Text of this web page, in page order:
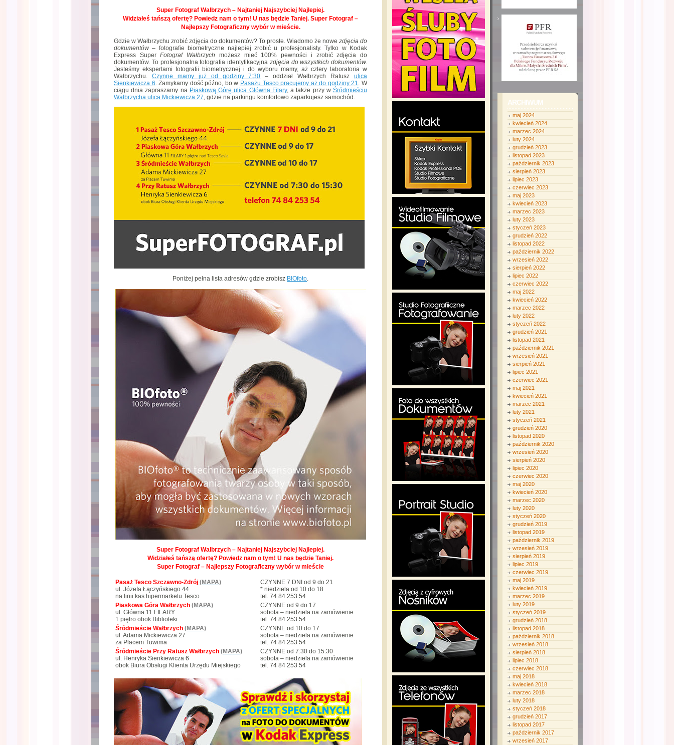
Super Fotograf Wałbrzych – Najtaniej Najszybciej Najlepiej.
Widziałeś tańszą ofertę? Powiedz nam o tym! U nas będzie Taniej. Super Fotograf –
Najlepszy Fotograficzny wybór w mieście.
Gdzie w Wałbrzychu zrobić zdjęcia do dokumentów? To proste. Wiadomo że nowe zdjęcia do
dokumentów – fotografie biometryczne najlepiej zrobić u profesjonalisty. Tylko w Kodak
Express SuperFotograf Wałbrzych możesz mieć 100% pewności i zrobić zdjęcia do
dokumentów. To profesjonalna fotografia identyfikacyjna zdjęcia do wszystkich dokumentów.
Jesteśmy ekspertami fotografii biometrycznej i do wyboru mamy, aż cztery laboratoria w
Wałbrzychu. Czynne mamy już od godziny 7:30 – oddział Wałbrzych Ratuszulica
Sienkiewicza 6. Zamykamy dość późno, bo w Pasażu Tesco pracujemy aż do godziny 21. W
ciągu dnia zapraszamy na Piaskową Górę ulica Główna Filary, a także przy wŚródmieściu
Wałbrzycha ulica Mickiewicza 27, gdzie na parkingu komfortowo zaparkujesz samochód.
Poniżej pełna lista adresów gdzie zrobisz BIOfoto.
Super Fotograf Wałbrzych – Najtaniej Najszybciej Najlepiej.
Widziałeś tańszą ofertę? Powiedz nam o tym! U nas będzie Taniej.
Super Fotograf – Najlepszy Fotograficzny wybór w mieście
Pasaż Tesco Szczawno-Zdrój (MAPA)
ul. Józefa Łączyńskiego 44
na linii kas hipermarketu Tesco
CZYNNE 7 DNI od 9 do 21
* niedziela od 10 do 18
tel. 74 84 253 54
Piaskowa Góra Wałbrzych (MAPA)
ul. Główna 11 FILARY
1 piętro obok Biblioteki
CZYNNE od 9 do 17
sobota – niedziela na zamówienie
tel. 74 84 253 54
Śródmieście Wałbrzych (MAPA)
ul. Adama Mickiewicza 27
za Placem Tuwima
CZYNNE od 10 do 17
sobota – niedziela na zamówienie
tel. 74 84 253 54
Śródmieście Przy Ratusz Wałbrzych (MAPA)
ul. Henryka Sienkiewicza 6
obok Biura Obsługi Klienta Urzędu Miejskiego
CZYNNE od 7:30 do 15:30
sobota – niedziela na zamówienie
tel. 74 84 253 54
ARCHIWUM
maj 2024
kwiecień 2024
marzec 2024
luty 2024
grudzień 2023
listopad 2023
październik 2023
sierpień 2023
lipiec 2023
czerwiec 2023
maj 2023
kwiecień 2023
marzec 2023
luty 2023
styczeń 2023
grudzień 2022
listopad 2022
październik 2022
wrzesień 2022
sierpień 2022
lipiec 2022
czerwiec 2022
maj 2022
kwiecień 2022
marzec 2022
luty 2022
styczeń 2022
grudzień 2021
listopad 2021
październik 2021
wrzesień 2021
sierpień 2021
lipiec 2021
czerwiec 2021
maj 2021
kwiecień 2021
marzec 2021
luty 2021
styczeń 2021
grudzień 2020
listopad 2020
październik 2020
wrzesień 2020
sierpień 2020
lipiec 2020
czerwiec 2020
maj 2020
kwiecień 2020
marzec 2020
luty 2020
styczeń 2020
grudzień 2019
listopad 2019
październik 2019
wrzesień 2019
sierpień 2019
lipiec 2019
czerwiec 2019
maj 2019
kwiecień 2019
marzec 2019
luty 2019
styczeń 2019
grudzień 2018
listopad 2018
październik 2018
wrzesień 2018
sierpień 2018
lipiec 2018
czerwiec 2018
maj 2018
kwiecień 2018
marzec 2018
luty 2018
styczeń 2018
grudzień 2017
listopad 2017
październik 2017
wrzesień 2017